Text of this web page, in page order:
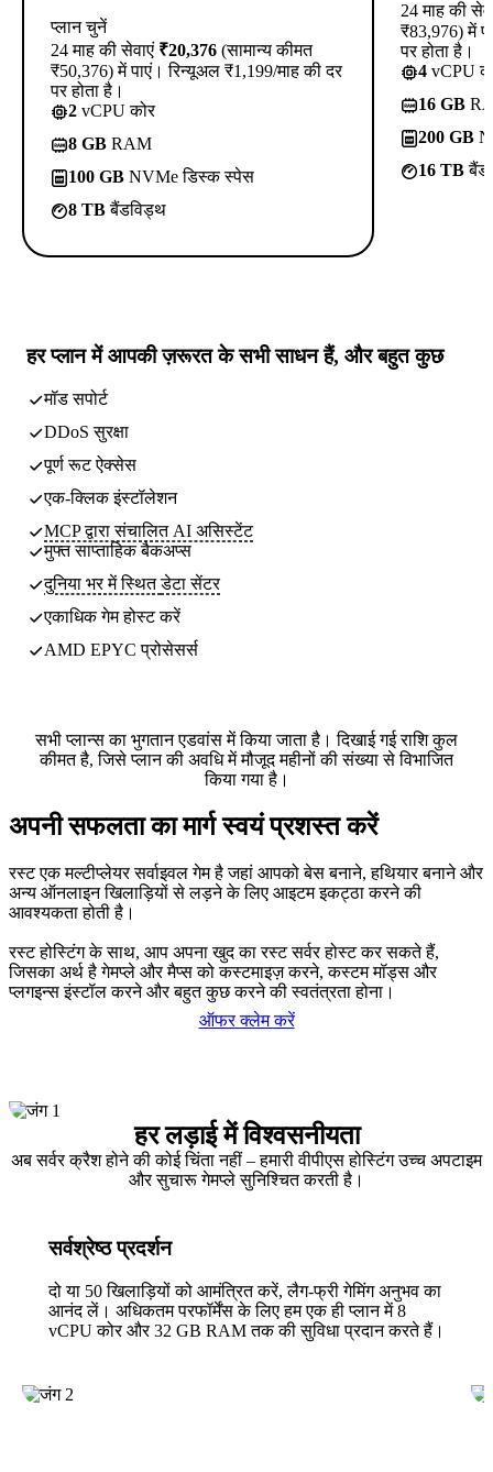
प्लान चुनें
24 माह की सेवाएं ₹20,376 (सामान्य कीमत
₹50,376) में पाएं। रिन्यूअल ₹1,199/माह की दर
पर होता है।
2 vCPU कोर
8 GB RAM
100 GB NVMe डिस्क स्पेस
8 TBबैंडविड्थ
24 माह की
₹83,976) में
पर होता है।
4 vCPU
16 GB
200 GB
16 TB
हर प्लान मेंआपकी ज़रूरत के सभी साधनहैं, और बहुत कुछ
मॉड सपोर्ट
DDoS सुरक्षा
पूर्ण रूट ऐक्सेस
एक-क्लिक इंस्टॉलेशन
MCP द्वारा संचालित AI असिस्टेंट
मुफ्त साप्ताहिकबैकअप्स
दुनिया भर में स्थितडेटा सेंटर
एकाधिक गेम होस्ट करें
AMD EPYC प्रोसेसर्स
सभी प्लान्स का भुगतान एडवांस में किया जाता है। दिखाई गई राशि कुल
कीमत है, जिसे प्लान की अवधि में मौजूद महीनों की संख्या से विभाजित
किया गया है।
अपनी सफलता का मार्ग स्वयं प्रशस्त करें
रस्ट एक मल्टीप्लेयर सर्वाइवल गेम है जहां आपको बेस बनाने, हथियार बनाने और
अन्य ऑनलाइन खिलाड़ियों से लड़ने के लिए आइटम इकट्ठा करने की
आवश्यकता होती है।
रस्ट होस्टिंग के साथ, आप अपना खुद का रस्ट सर्वर होस्ट कर सकते हैं,
जिसका अर्थ है गेमप्ले और मैप्स को कस्टमाइज़ करने, कस्टम मॉड्स और
प्लगइन्स इंस्टॉल करने और बहुत कुछ करने की स्वतंत्रता होना।
ऑफर क्लेम करें
हर लड़ाई में विश्वसनीयता
अब सर्वर क्रैश होने की कोई चिंता नहीं – हमारी वीपीएस होस्टिंग उच्च अपटाइम
और सुचारू गेमप्ले सुनिश्चित करती है।
सर्वश्रेष्ठ प्रदर्शन
दो या 50 खिलाड़ियों को आमंत्रित करें, लैग-फ्री गेमिंग अनुभव का
आनंद लें। अधिकतम परफॉर्मेंस के लिए हम एक ही प्लान में 8
vCPU कोर और 32 GB RAM तक की सुविधा प्रदान करते हैं।